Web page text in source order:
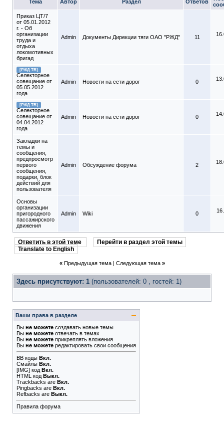
Тема Автор Раздел Ответов
Приказ ЦТ/7
от 05.01.2012
г. - Об
организации
труда и
отдыха
локомотивных
бригад
Admin Документы Дирекции тяги ОАО "РЖД" 11
[РЖД ТВ]
Селекторное
совещание от
05.05.2012
года
Admin Новости на сети дорог 0
[РЖД ТВ]
Селекторное
совещание от
04.04.2012
года
Admin Новости на сети дорог 0
Закладки на
темы и
сообщения,
предпросмотр
первого
сообщения,
подарки, блок
действий для
пользователя
Admin Обсуждение форума 2
Основы
организации
пригородного
пассажирского
движения
Admin Wiki 0
Ответить в этой теме
Перейти в раздел этой темы
Translate to English
« Предыдущая тема| Следующая тема »
Здесь присутствуют: 1 (пользователей: 0 , гостей: 1)
Ваши права в разделе
Вы не можете создавать новые темы
Вы не можете отвечать в темах
Вы не можете прикреплять вложения
Вы не можете редактировать свои сообщения
BB коды Вкл.
Смайлы Вкл.
[IMG] код Вкл.
HTML код Выкл.
Trackbacks are Вкл.
Pingbacks are Вкл.
Refbacks are Выкл.
Правила форума